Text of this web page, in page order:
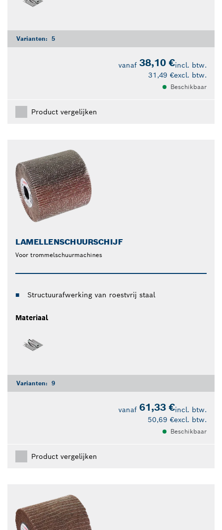
Varianten: 5
vanaf 38,10 €incl. btw.
31,49 €excl. btw.
Beschikbaar
Product vergelijken
LAMELLENSCHUURSCHIJF
Voor trommelschuurmachines
Structuurafwerking van roestvrij staal
Materiaal
Varianten: 9
vanaf 61,33 €incl. btw.
50,69 €excl. btw.
Beschikbaar
Product vergelijken